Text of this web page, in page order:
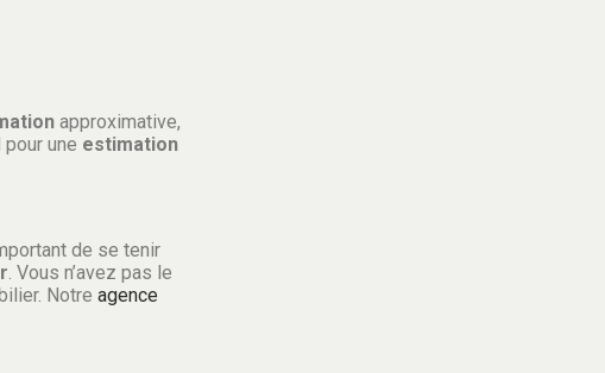
approximative,
une estimation
de se tenir
. Vous n’avez pas le
Notre agence